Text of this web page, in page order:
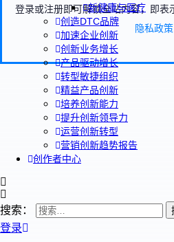
新健康与医疗
创造DTC品牌
加速企业创新
创新业务增长
产品驱动增长
转型敏捷组织
精益产品创新
培养创新能力
提升创新领导力
运营创新转型
营销创新趋势报告
创作者中心
搜索：
登录
登录或注册即可解锁全站内容，即表
隐私政策